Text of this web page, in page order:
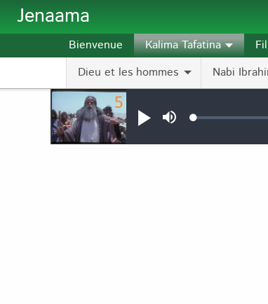
Aller au contenu principal
Jenaama
Bienvenue
Kalima Tafatina
Dieu et les hommes
Nabi
Audio file
JouerSourdineLoaded: